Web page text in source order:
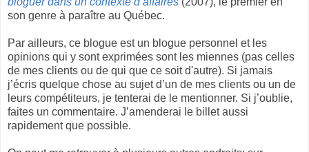
son genre à paraître au Québec.
Par ailleurs, ce blogue est un blogue personnel et les
opinions qui y sont exprimées sont les miennes (pas celles
de mes clients ou de qui que ce soit d'autre). Si jamais
j’écris quelque chose au sujet d’un de mes clients ou un de
leurs compétiteurs, je tenterai de le mentionner. Si j’oublie,
faites un commentaire. J’amenderai le billet aussi
rapidement que possible.